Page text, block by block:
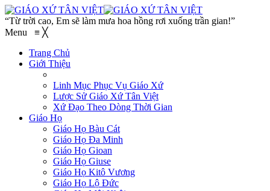
“Từ trời cao, Em sẽ làm mưa hoa hồng rơi xuống trần gian!”
Menu ≡ ╳
Trang Chủ
Giới Thiệu
Linh Mục Phục Vụ Giáo Xứ
Lược Sử Giáo Xứ Tân Việt
Xứ Đạo Theo Dòng Thời Gian
Giáo Họ
Giáo Họ Bàu Cát
Giáo Họ Đa Minh
Giáo Họ Gioan
Giáo Họ Giuse
Giáo Họ Kitô Vương
Giáo Họ Lộ Đức